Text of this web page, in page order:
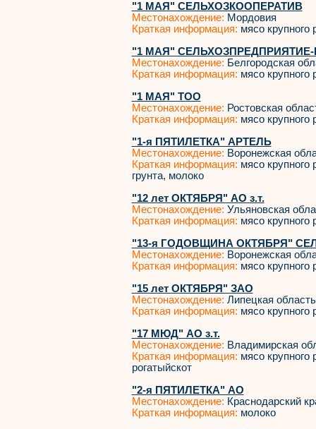
"1 МАЯ" СЕЛЬХОЗКООПЕРАТИВ
Местонахождение: Мордовия
Краткая информация: мясо крупного
"1 МАЯ"
Местонахождение: Белгородская
Краткая информация: мясо крупного
"1 МАЯ" ТОО
Местонахождение: Ростовская
Краткая информация: мясо крупного
"1-я ПЯТИЛЕТКА" АРТЕЛЬ
Местонахождение: Воронежская
Краткая информация: мясо крупного
грунта, молоко
"12 лет ОКТЯБРЯ" АО з.т.
Местонахождение: Ульяновская
Краткая информация: мясо крупного
"13-я ГОДОВЩИНА ОКТЯБРЯ"
Местонахождение: Воронежская
Краткая информация: мясо крупного
"15 лет ОКТЯБРЯ" ЗАО
Местонахождение: Липецкая область
Краткая информация: мясо крупного
"17 МЮД" АО з.т.
Местонахождение: Владимирская
Краткая информация: мясо крупного
рогатыйскот
"2-я ПЯТИЛЕТКА" АО
Местонахождение: Краснодарский
Краткая информация: молоко